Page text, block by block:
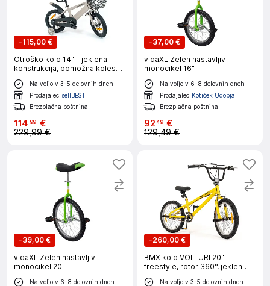
-115,00 €
Otroško kolo 14" – jeklena
konstrukcija, pomožna kolesa,
vodilna palica, košara, 3–6 let
Na voljo v 3-5 delovnih dneh
Prodajalec sellBEST
Brezplačna poštnina
114 99 €
229,99 €
-37,00 €
vidaXL Zelen nastavljiv
monocikel 16"
Na voljo v 6-8 delovnih dneh
Prodajalec Kotiček Udobja
Brezplačna poštnina
9249 €
129,49 €
-39,00 €
vidaXL Zelen nastavljiv
monocikel 20"
Na voljo v 6-8 delovnih dneh
-260,00 €
BMX kolo VOLTURI 20" –
freestyle, rotor 360°, jeklen
okvir, V-brake
Na voljo v 3-5 delovnih dneh